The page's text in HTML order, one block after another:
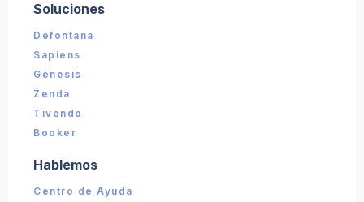
📎 Captura (opcional):
Soluciones
Defontana
Sapiens
Génesis
Zenda
Tivendo
Booker
Hablemos
Centro de Ayuda